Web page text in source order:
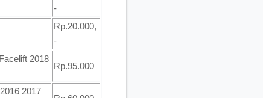
-
Rp.20.000,
-
2018
Rp.95.000
2017